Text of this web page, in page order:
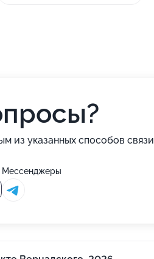
из указанных способов связи
Мессенджеры